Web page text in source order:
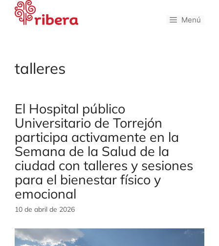
Saltar
contenido
Menú
talleres
El Hospital público
Universitario de Torrejón
participa activamente en la
Semana de la Salud de la
ciudad con talleres y sesiones
para el bienestar físico y
emocional
10 de abril de 2026